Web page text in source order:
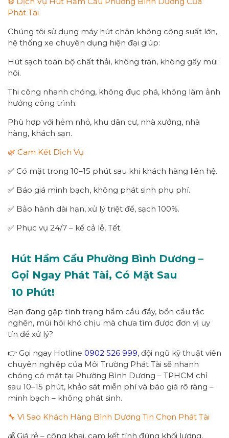
Phát Tài
Chúng tôi sử dụng máy hút chân không công suất lớn,
hệ thống xe chuyên dụng hiện đại giúp:
Hút sạch toàn bộ chất thải, không tràn, không gây mùi
hôi.
Thi công nhanh chóng, không đục phá, không làm ảnh
hưởng công trình.
Phù hợp với hẻm nhỏ, khu dân cư, nhà xưởng, nhà
hàng, khách sạn.
🌿 Cam Kết Dịch Vụ
✅ Có mặt trong 10–15 phút sau khi khách hàng liên hệ.
✅ Báo giá minh bạch, không phát sinh phụ phí.
✅ Bảo hành dài hạn, xử lý triệt để, sạch 100%.
✅ Phục vụ 24/7 – kể cả lễ, Tết.
Hút Hầm Cầu Phường Bình Dương –
Gọi Ngay Phát Tài, Có Mặt Sau
10 Phút!
Bạn đang gặp tình trạng hầm cầu đầy, bồn cầu tắc
nghẽn, mùi hôi khó chịu mà chưa tìm được đơn vị uy
tín để xử lý?
👉 Gọi ngay Hotline 0902 526 999, đội ngũ kỹ thuật viên
chuyên nghiệp của Môi Trường Phát Tài sẽ nhanh
chóng có mặt tại Phường Bình Dương – TPHCM chỉ
sau 10–15 phút, khảo sát miễn phí và báo giá rõ ràng –
minh bạch – không phát sinh.
🔧 Vì Sao Khách Hàng Bình Dương Tin Chọn Phát Tài
💰 Giá rẻ – công khai, cam kết tính đúng khối lượng,